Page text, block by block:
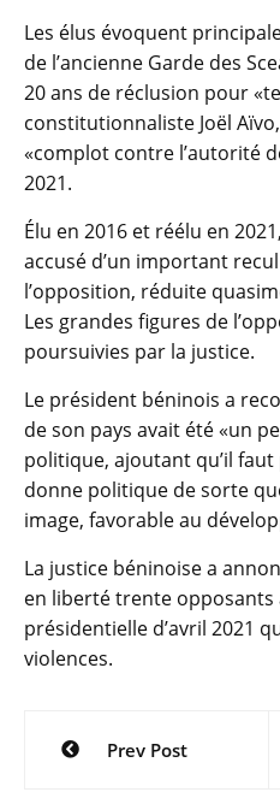
Les élus évoquent
de l’ancienne Garde des
20 ans de réclusion pour
constitutionnaliste Joël
«complot contre l’autorité
2021.
Élu en 2016 et réélu en
accusé d’un important
l’opposition, réduite
Les grandes figures de
poursuivies par la justice.
Le président béninois a
de son pays avait été «un
politique, ajoutant qu’il
donne politique de sorte
image, favorable au
La justice béninoise a
en liberté trente
présidentielle d’avril 2021
violences.
Navigation
Prev Post